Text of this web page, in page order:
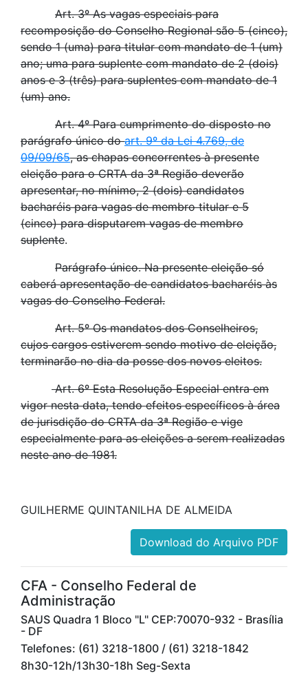
Art. 3º As vagas especiais para
recomposição do Conselho Regional são 5 (cinco),
sendo 1 (uma) para titular com mandato de 1 (um)
ano; uma para suplente com mandato de 2 (dois)
anos e 3 (três) para suplentes com mandato de 1
(um) ano.
Art. 4º Para cumprimento do disposto no
parágrafo único doart. 9º da Lei 4.769, de
09/09/65, as chapas concorrentes à presente
eleição para o CRTA da 3ª Região deverão
apresentar, no mínimo, 2 (dois) candidatos
bacharéis para vagas de membro titular e 5
(cinco) para disputarem vagas de membro
suplente.
Parágrafo único. Na presente eleição só
caberá apresentação de candidatos bacharéis às
vagas do Conselho Federal.
Art. 5º Os mandatos dos Conselheiros,
cujos cargos estiverem sendo motivo de eleição,
terminarão no dia da posse dos novos eleitos.
Art. 6º Esta Resolução Especial entra em
vigor nesta data, tendo efeitos específicos à área
de jurisdição do CRTA da 3ª Região e vige
especialmente para as eleições a serem realizadas
neste ano de 1981.
GUILHERME QUINTANILHA DE ALMEIDA
Download do Arquivo PDF
CFA - Conselho Federal de
Administração
SAUS Quadra 1 Bloco "L" CEP:70070-932 - Brasília
- DF
Telefones: (61) 3218-1800 / (61) 3218-1842
8h30-12h/13h30-18h Seg-Sexta